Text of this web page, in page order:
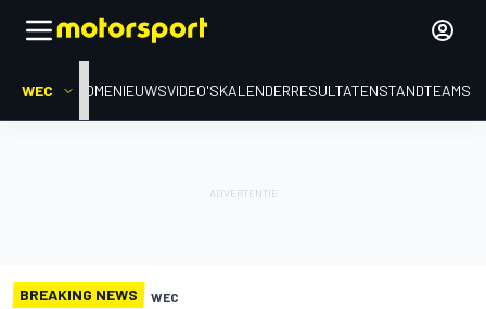
WEC HOMENIEUWSVIDEO'SKALENDERRESULTATENSTANDTEAMS
BREAKING NEWS WEC